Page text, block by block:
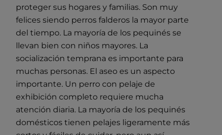
proteger sus hogares y familias. Son muy
felices siendo perros falderos la mayor parte
del tiempo. La mayoría de los pequinés se
llevan bien con niños mayores. La
socialización temprana es importante para
muchas personas. El aseo es un aspecto
importante. Un perro con pelaje de
exhibición completo requiere mucha
atención diaria. La mayoría de los pequinés
domésticos tienen pelajes ligeramente más